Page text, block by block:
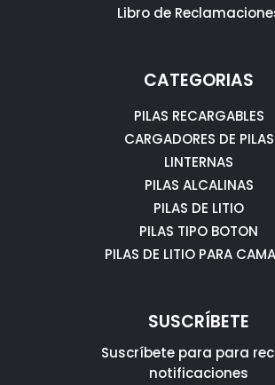
Libro de
CATEGORIAS
PILAS RECARGABLES
CARGADORES DE PILAS
LINTERNAS
PILAS ALCALINAS
PILAS DE LITIO
PILAS TIPO BOTON
PILAS DE LITIO PARA
SUSCRÍBETE
Suscríbete para para
notificaciones